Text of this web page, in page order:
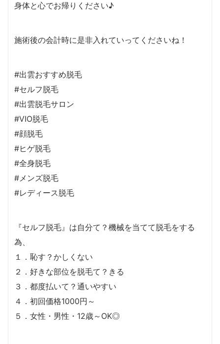
身体と心でお帰りください♪
施術後の会計時に是非入れていってくださいね！
#出雲おすすめ脱毛
#セルフ脱毛
#出雲脱毛サロン
#VIO脱毛
#顔脱毛
#ヒゲ脱毛
#全身脱毛
#メンズ脱毛
#レディース脱毛
『セルフ脱毛』は自分て？機械を当てて脱毛をする
為、
１．恥す？かしくない
２．好きな部位を脱毛て？きる
３．都度払いて？通いやすい
４．初回価格1000円～
５．女性・男性・12歳～OK◎